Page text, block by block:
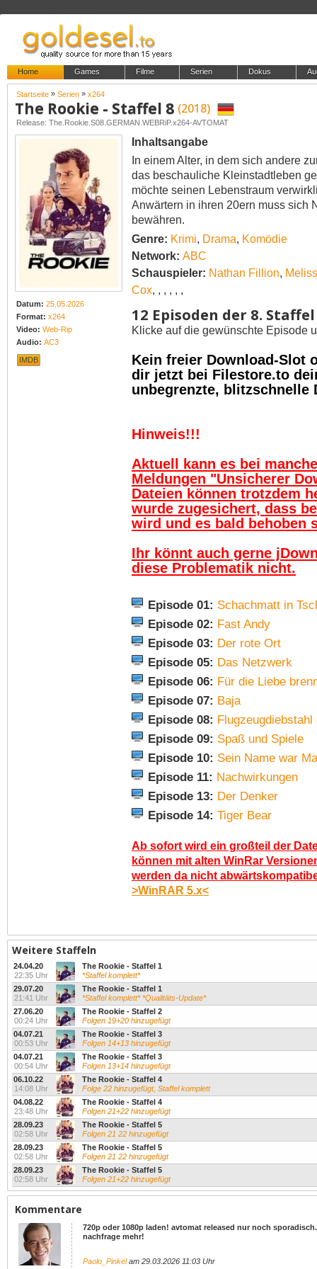
Home Games Filme Serien Dokus
Startseite » Serien » x264
The Rookie - Staffel 8 (2018)
Release: The.Rookie.S08.GERMAN.WEBRiP.x264-AVTOMAT
Datum: 25.05.2026
Format: x264
Video: Web-Rip
Audio: AC3
IMDB
Inhaltsangabe
In einem Alter, in dem sich andere
das beschauliche Kleinstadtleben
möchte seinen Lebenstraum
Anwärtern in ihren 20ern muss sich
bewähren.
Genre: Krimi, Drama, Komödie
Network: ABC
Schauspieler: Nathan Fillion,
Cox, , , , , ,
12 Episoden der 8. Staffel
Klicke auf die gewünschte Episode
Kein freier Download-Slot
dir jetzt bei Filestore.to
unbegrenzte, blitzschnelle
Hinweis!!!
Aktuell kann es bei
Meldungen "Unsicherer
Dateien können trotzdem
wurde zugesichert, dass
wird und es bald behoben
Ihr könnt auch gerne
diese Problematik nicht.
Episode 01: Schachmatt in
Episode 02: Fast Andy
Episode 03: Der rote Ort
Episode 05: Das Netzwerk
Episode 06: Für die Liebe
Episode 07: Baja
Episode 08: Flugzeugdiebstahl
Episode 09: Spaß und Spiele
Episode 10: Sein Name war
Episode 11: Nachwirkungen
Episode 13: Der Denker
Episode 14: Tiger Bear
Ab sofort wird ein großteil der
können mit alten WinRar
werden da nicht
>WinRAR 5.x<
Weitere Staffeln
24.04.20
22:35 Uhr
The Rookie - Staffel 1
*Staffel komplett*
29.07.20
21:41 Uhr
The Rookie - Staffel 1
*Staffel komplett* *Qualitäts-Update*
27.06.20
00:24 Uhr
The Rookie - Staffel 2
Folgen 19+20 hinzugefügt
04.07.21
00:53 Uhr
The Rookie - Staffel 3
Folgen 14+13 hinzugefügt
04.07.21
00:54 Uhr
The Rookie - Staffel 3
Folgen 13+14 hinzugefügt
06.10.22
14:08 Uhr
The Rookie - Staffel 4
Folge 22 hinzugefügt, Staffel komplett
04.08.22
23:48 Uhr
The Rookie - Staffel 4
Folgen 21+22 hinzugefügt
28.09.23
02:58 Uhr
The Rookie - Staffel 5
Folgen 21 22 hinzugefügt
28.09.23
02:58 Uhr
The Rookie - Staffel 5
Folgen 21 22 hinzugefügt
28.09.23
02:58 Uhr
The Rookie - Staffel 5
Folgen 21+22 hinzugefügt
Kommentare
720p oder 1080p laden! avtomat released nur noch
nachfrage mehr!
Paolo_Pinkelam 29.03.2026 11:03 Uhr